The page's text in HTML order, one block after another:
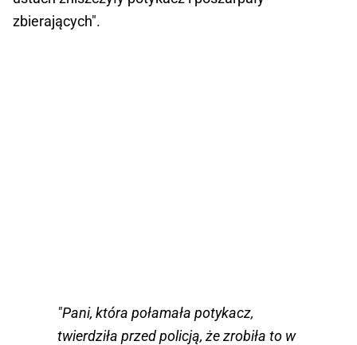
zbierających".
"Pani, która połamała potykacz,
twierdziła przed policją, że zrobiła to w